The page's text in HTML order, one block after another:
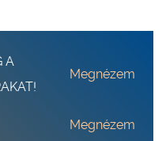
A
Megnézem
Megnézem